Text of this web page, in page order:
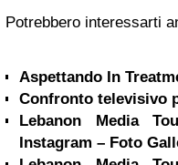
Potrebbero interessarti
Aspettando In
Confronto televisivo
Lebanon Media
Instagram – Foto